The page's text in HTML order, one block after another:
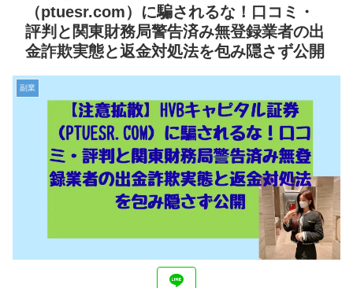
（ptuesr.com）に騙されるな！口コミ・
評判と関東財務局警告済み無登録業者の出
金詐欺実態と返金対処法を包み隠さず公開
副業